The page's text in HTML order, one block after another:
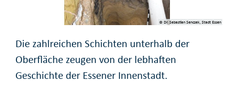
© Dr. Sebastian Senczek, Stadt Essen
Die zahlreichen Schichten unterhalb der
Oberfläche zeugen von der lebhaften
Geschichte der Essener Innenstadt.